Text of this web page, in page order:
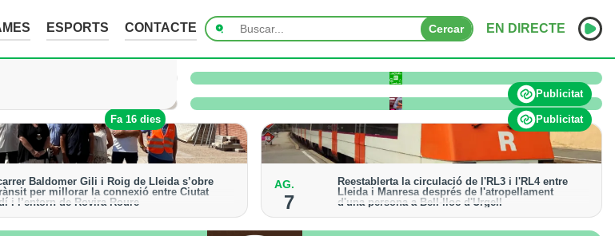
ESPORTS CONTACTE Cercar EN DIRECTE
INICI
NOTÍCIES
PODCASTS
PROGRAMES
ESPORTS
7 cm a Raimat, però la verema no pateix afectacions significatives
Publicitat
Fa 16 dies Publicitat
Baldomer Gili i Roig de Lleida s’obre
per millorar la connexió entre Ciutat
i l’entorn de Rovira Roure
urbanitzat un tram de 135 metres, que incorpora
accessibles, arbrat i renovació dels serveis
AG.
7
Reestablerta la circulació de l'RL3 i l'RL4 entre
Lleida i Manresa després de l'atropellament
d'una persona a Bell-lloc d'Urgell
Els trens aniran recuperant la freqüència de pas
habitual de forma progressiva